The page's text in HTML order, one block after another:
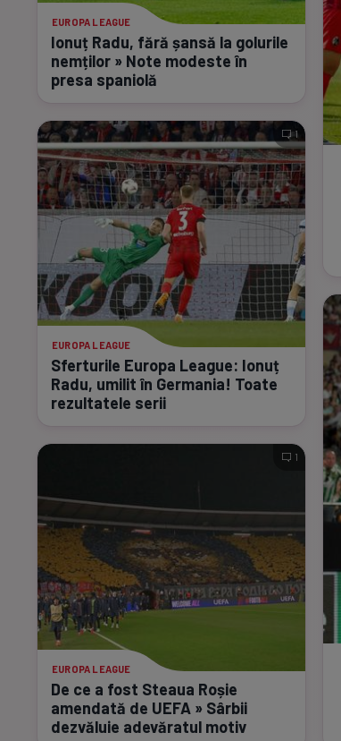
EUROPA LEAGUE
Ionuț Radu, fără șansă la golurile
nemților » Note modeste în
presa spaniolă
EUROPA LEAGUE
Sferturile Europa League: Ionuț
Radu, umilit în Germania! Toate
rezultatele serii
1
EUROPA LEAGUE
De ce a fost Steaua Roșie
amendată de UEFA » Sârbii
dezvăluie adevăratul motiv
1